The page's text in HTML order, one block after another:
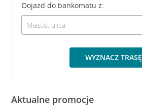
Dojazd do bankomatu z:
WYZNACZ TRASĘ
Aktualne promocje